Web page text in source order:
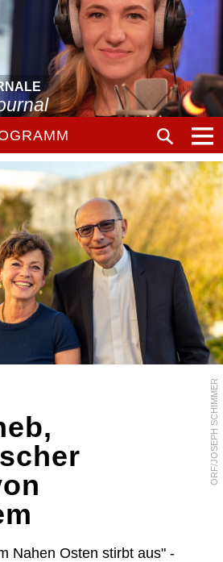
ORF/JOSEPH SCHIMMER
Nahen Osten stirbt aus" -